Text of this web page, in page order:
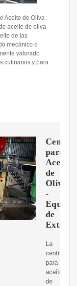
Aceite de Oliva .
aceite de oliva
de las
mecánico o
valorado
culinarios y para
para
Aceite
de
Oliva
-
Equipo
de
La
centrífuga
para
aceite
de